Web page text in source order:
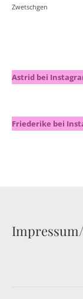
Zwetschgen
Astrid bei
Friederike bei